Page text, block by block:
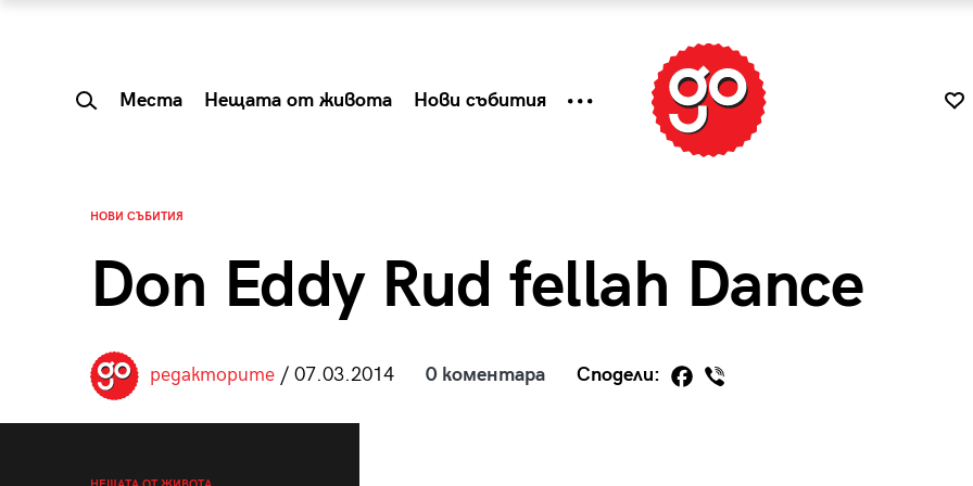
Места Нещата от живота Нови събития
НОВИ СЪБИТИЯ
Don Eddy Rud fellah Dance
редакторите/ 07.03.2014 0 коментара Сподели: